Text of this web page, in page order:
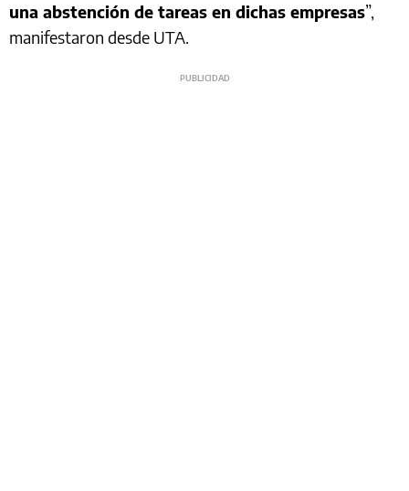
una abstención de tareas en dichas empresas”,
manifestaron desde UTA.